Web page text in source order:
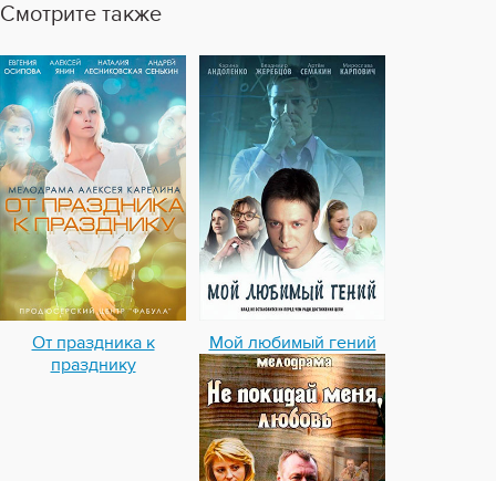
Смотрите также
От праздника к
празднику
Мой любимый гений